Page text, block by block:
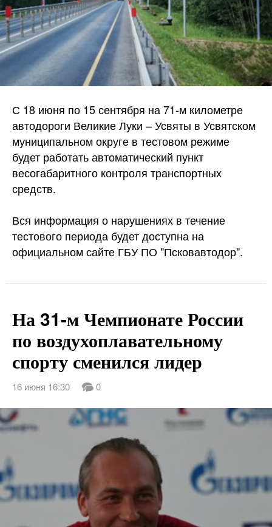
С 18 июня по 15 сентября на 71-м километре
автодороги Великие Луки – Усвяты в Усвятском
муниципальном округе в тестовом режиме
будет работать автоматический пункт
весогабаритного контроля транспортных
средств.
Вся информация о нарушениях в течение
тестового периода будет доступна на
официальном сайте ГБУ ПО "Псковавтодор".
На 31-м Чемпионате России
по воздухоплавательному
спорту сменился лидер
16 июня 16:30 0